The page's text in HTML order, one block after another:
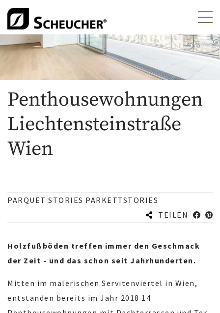
Penthousewohnungen
Liechtensteinstraße
Wien
PARQUET STORIES PARKETTSTORIES
TEILEN
Holzfußböden treffen immer den Geschmack
der Zeit - und das schon seit Jahrhunderten.
Mitten im malerischen Servitenviertel in Wien,
entstanden bereits im Jahr 2018 14